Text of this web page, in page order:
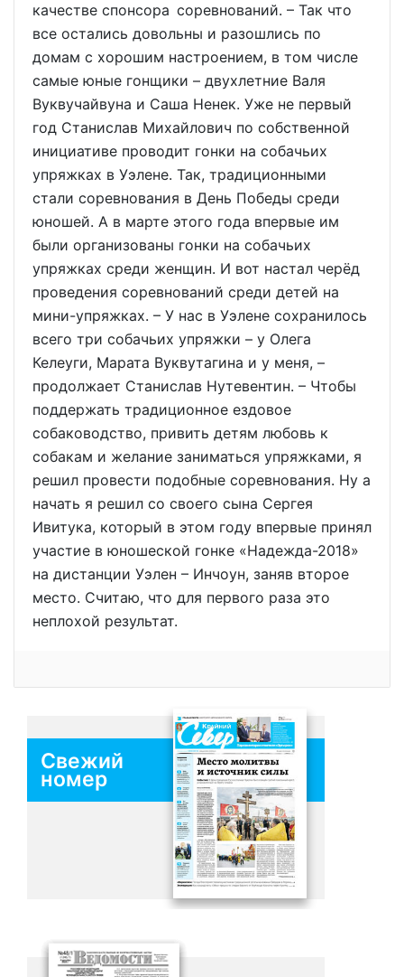
качестве спонсора соревнований. – Так что
все остались довольны и разошлись по
домам с хорошим настроением, в том числе
самые юные гонщики – двухлетние Валя
Вуквучайвуна и Саша Ненек. Уже не первый
год Станислав Михайлович по собственной
инициативе проводит гонки на собачьих
упряжках в Уэлене. Так, традиционными
стали соревнования в День Победы среди
юношей. А в марте этого года впервые им
были организованы гонки на собачьих
упряжках среди женщин. И вот настал черёд
проведения соревнований среди детей на
мини-упряжках. – У нас в Уэлене сохранилось
всего три собачьих упряжки – у Олега
Келеуги, Марата Вуквутагина и у меня, –
продолжает Станислав Нутевентин. – Чтобы
поддержать традиционное ездовое
собаководство, привить детям любовь к
собакам и желание заниматься упряжками, я
решил провести подобные соревнования. Ну а
начать я решил со своего сына Сергея
Ивитука, который в этом году впервые принял
участие в юношеской гонке «Надежда-2018»
на дистанции Уэлен – Инчоун, заняв второе
место. Считаю, что для первого раза это
неплохой результат.
Свежий
номер